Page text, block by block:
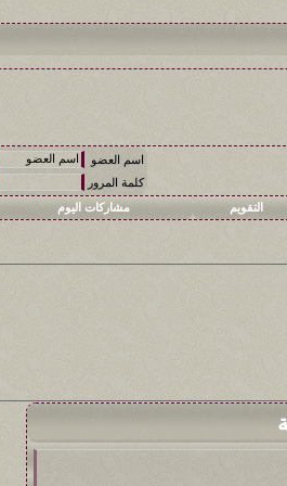
اسم العضو
كلمة المرور
التقويم
مشاركات اليوم